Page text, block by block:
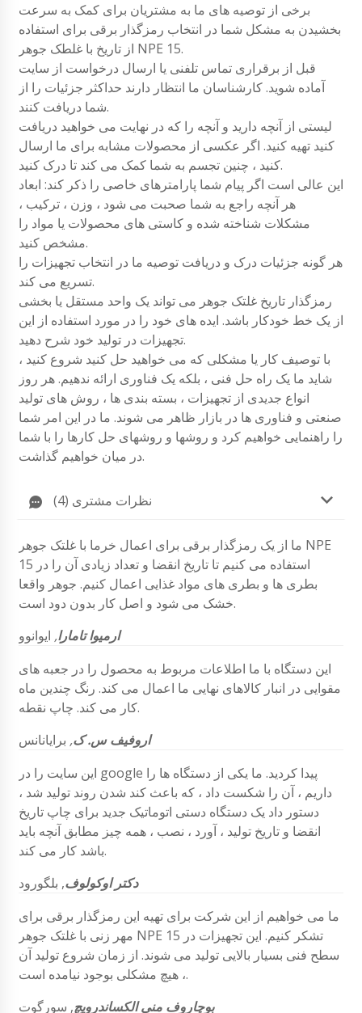
برخی از توصیه های ما به مشتریان برای کمک به سرعت
بخشیدن به مشکل شما در انتخاب رمزگذار برقی برای استفاده
از تاریخ با غلطک جوهر NPE 15.
قبل از برقراری تماس تلفنی یا ارسال درخواست از سایت
آماده شوید. کارشناسان ما انتظار دارند حداکثر جزئیات را از
شما دریافت کنند.
لیستی از آنچه دارید و آنچه را که در نهایت می خواهید دریافت
کنید تهیه کنید. اگر عکسی از محصولات مشابه برای ما ارسال
کنید ، چنین تجسم به شما کمک می کند تا درک کنید.
این عالی است اگر پیام شما پارامترهای خاصی را ذکر کند: ابعاد
هر آنچه راجع به شما صحبت می شود ، وزن ، ترکیب ،
مشکلات شناخته شده و کاستی های محصولات یا مواد را
مشخص کنید.
هر گونه جزئیات درک و دریافت توصیه ما در انتخاب تجهیزات را
تسریع می کند.
رمزگذار تاریخ غلتک جوهر می تواند یک واحد مستقل یا بخشی
از یک خط خودکار باشد. ایده های خود را در مورد استفاده از این
تجهیزات در تولید خود شرح دهید.
با توصیف کار یا مشکلی که می خواهید حل کنید شروع کنید ،
شاید ما یک راه حل فنی ، بلکه یک فناوری ارائه ندهیم. هر روز
انواع جدیدی از تجهیزات ، بسته بندی ها ، روش های تولید
صنعتی و فناوری ها در بازار ظاهر می شوند. ما در این امر شما
را راهنمایی خواهیم کرد و روشها و روشهای حل کارها را با شما
در میان خواهیم گذاشت.
نظرات مشتری (4)
ما از یک رمزگذار برقی برای اعمال خرما با غلتک جوهر NPE
15 استفاده می کنیم تا تاریخ انقضا و تعداد زیادی آن را در
بطری ها و بطری های مواد غذایی اعمال کنیم. جوهر واقعا
خشک می شود و اصل کار بدون دود است.
ارمیوا تامارا, ایوانوو
این دستگاه با ما اطلاعات مربوط به محصول را در جعبه های
مقوایی در انبار کالاهای نهایی ما اعمال می کند. رنگ چندین ماه
کار می کند. چاپ نقطه.
اروفیف س. ک, برایانانس
این سایت را در google پیدا کردید. ما یکی از دستگاه ها را
داریم ، آن را شکست داد ، که باعث کند شدن روند تولید شد ،
دستور داد یک دستگاه دستی اتوماتیک جدید برای چاپ تاریخ
انقضا و تاریخ تولید ، آورد ، نصب ، همه چیز مطابق آنچه باید
باشد کار می کند.
دکتر اوکولوف, بلگورود
ما می خواهیم از این شرکت برای تهیه این رمزگذار برقی برای
مهر زنی با غلتک جوهر NPE 15 تشکر کنیم. این تجهیزات در
سطح فنی بسیار بالایی تولید می شوند. از زمان شروع تولید آن
، هیچ مشکلی بوجود نیامده است.
بوچاروف منی الکساندرویچ, سورگوت